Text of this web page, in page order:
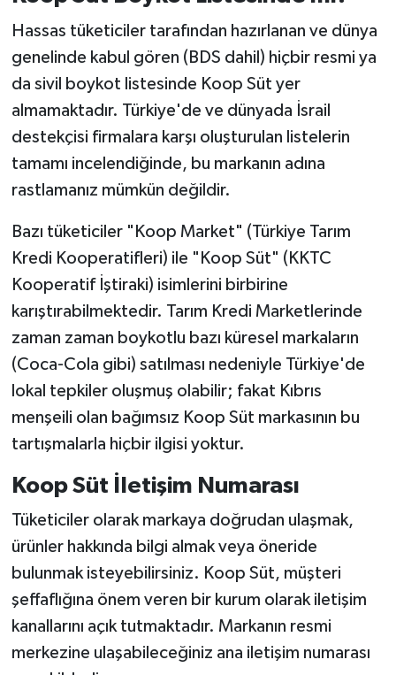
Hassas tüketiciler tarafından hazırlanan ve dünya
genelinde kabul gören (BDS dahil) hiçbir resmi ya
da sivil boykot listesinde Koop Süt yer
almamaktadır. Türkiye'de ve dünyada İsrail
destekçisi firmalara karşı oluşturulan listelerin
tamamı incelendiğinde, bu markanın adına
rastlamanız mümkün değildir.
Bazı tüketiciler "Koop Market" (Türkiye Tarım
Kredi Kooperatifleri) ile "Koop Süt" (KKTC
Kooperatif İştiraki) isimlerini birbirine
karıştırabilmektedir. Tarım Kredi Marketlerinde
zaman zaman boykotlu bazı küresel markaların
(Coca-Cola gibi) satılması nedeniyle Türkiye'de
lokal tepkiler oluşmuş olabilir; fakat Kıbrıs
menşeili olan bağımsız Koop Süt markasının bu
tartışmalarla hiçbir ilgisi yoktur.
Koop Süt İletişim Numarası
Tüketiciler olarak markaya doğrudan ulaşmak,
ürünler hakkında bilgi almak veya öneride
bulunmak isteyebilirsiniz. Koop Süt, müşteri
şeffaflığına önem veren bir kurum olarak iletişim
kanallarını açık tutmaktadır. Markanın resmi
merkezine ulaşabileceğiniz ana iletişim numarası